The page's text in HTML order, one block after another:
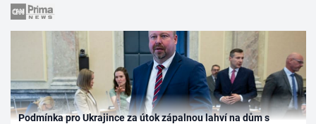
Podmínka pro Ukrajince za útok zápalnou lahví na dům s